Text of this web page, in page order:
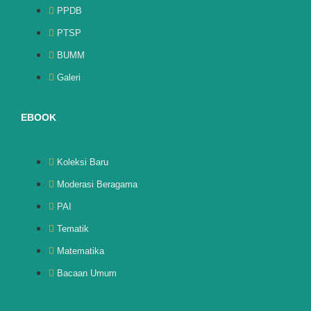
PPDB
PTSP
BUMM
Galeri
EBOOK
Koleksi Baru
Moderasi Beragama
PAI
Tematik
Matematika
Bacaan Umum